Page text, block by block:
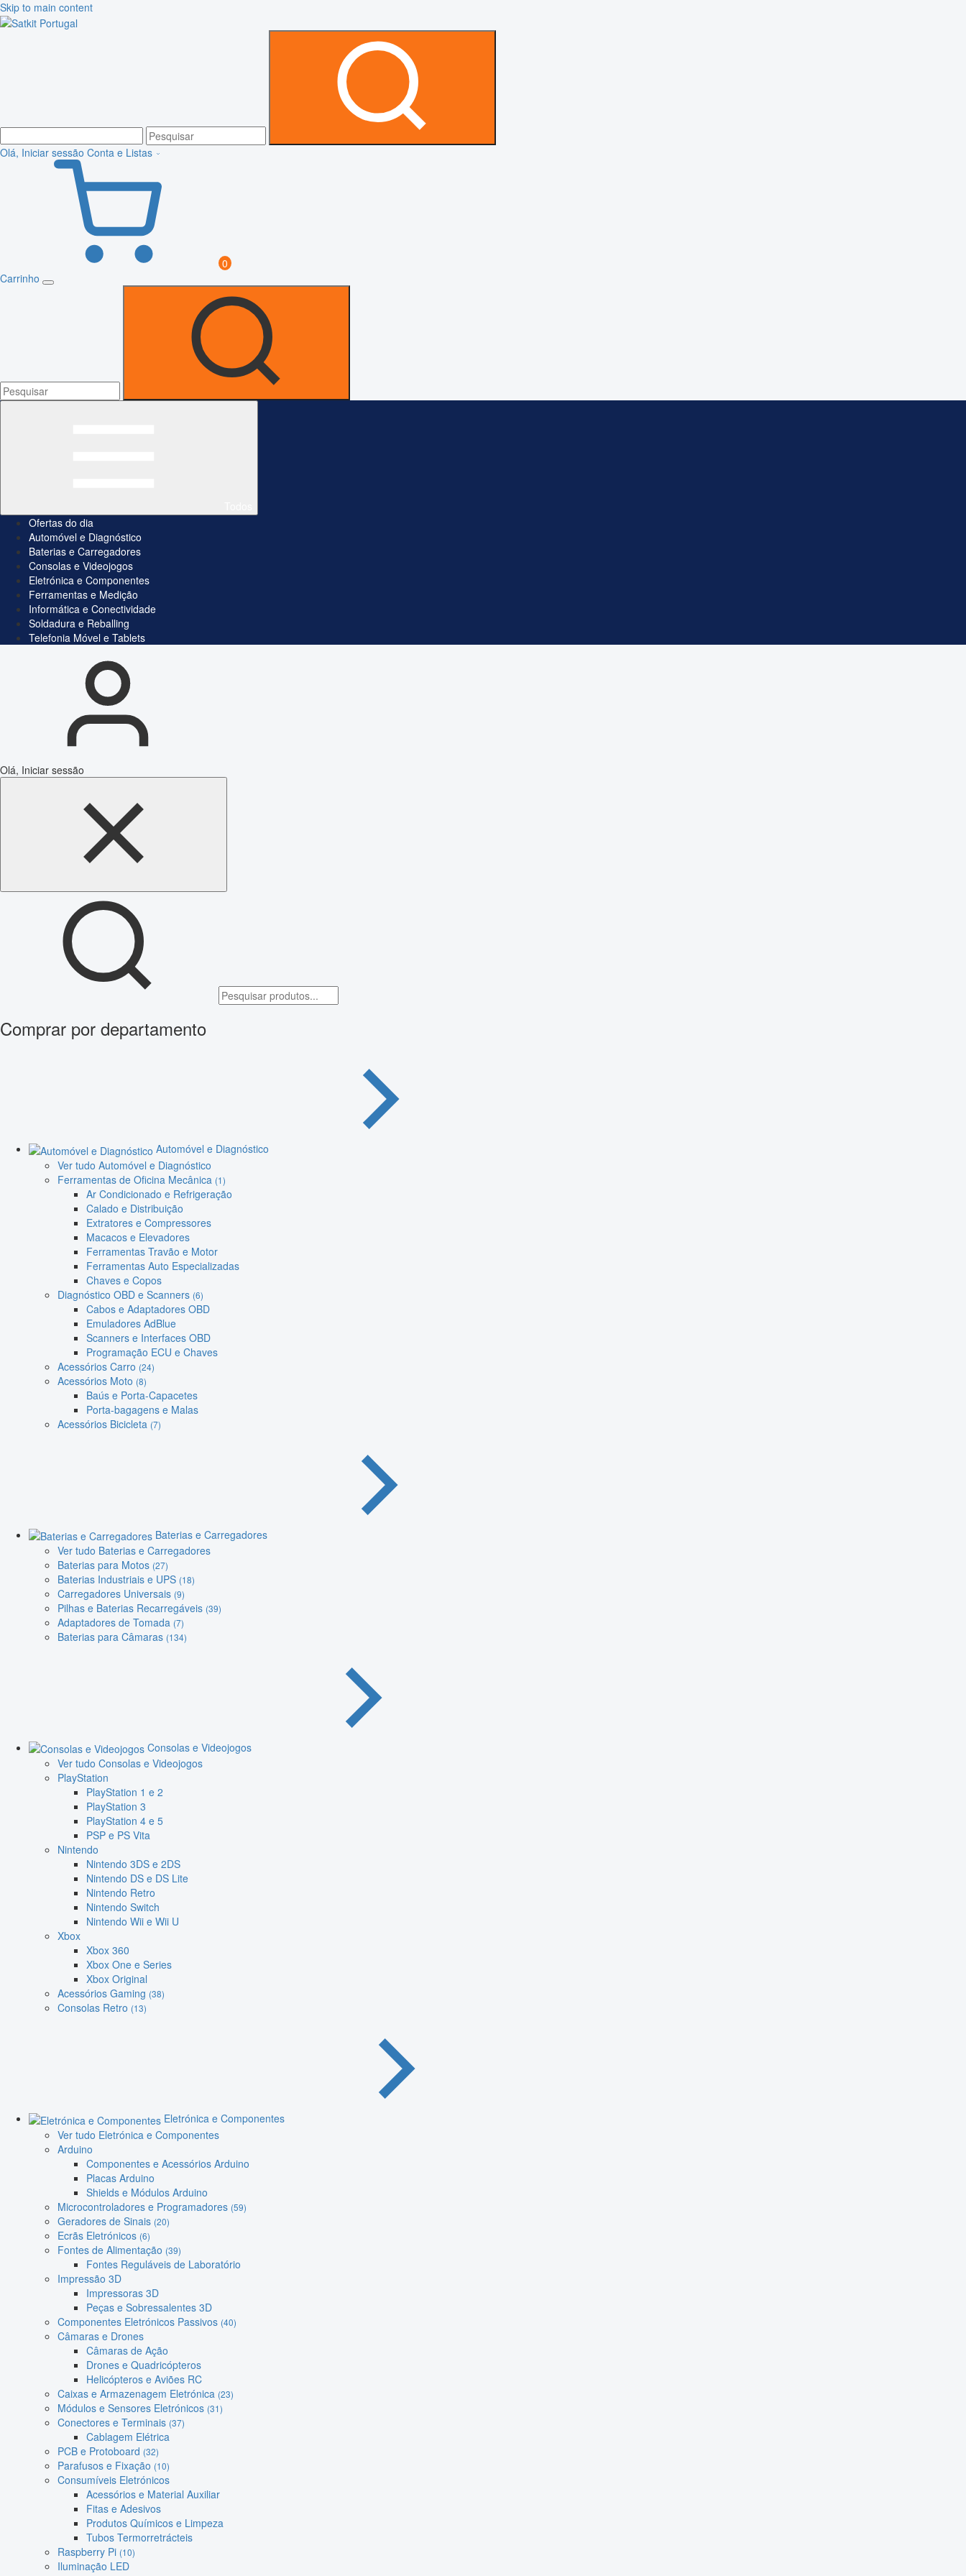
Skip to main content
Olá, Iniciar sessão Conta e Listas
0
Carrinho
Ofertas do dia
Automóvel e Diagnóstico
Baterias e Carregadores
Consolas e Videojogos
Eletrónica e Componentes
Ferramentas e Medição
Informática e Conectividade
Soldadura e Reballing
Telefonia Móvel e Tablets
Olá, Iniciar sessão
Comprar por departamento
Automóvel e Diagnóstico
Ver tudo Automóvel e Diagnóstico
Ferramentas de Oficina Mecânica (1)
Ar Condicionado e Refrigeração
Calado e Distribuição
Extratores e Compressores
Macacos e Elevadores
Ferramentas Travão e Motor
Ferramentas Auto Especializadas
Chaves e Copos
Diagnóstico OBD e Scanners (6)
Cabos e Adaptadores OBD
Emuladores AdBlue
Scanners e Interfaces OBD
Programação ECU e Chaves
Acessórios Carro (24)
Acessórios Moto (8)
Baús e Porta-Capacetes
Porta-bagagens e Malas
Acessórios Bicicleta (7)
Baterias e Carregadores
Ver tudo Baterias e Carregadores
Baterias para Motos (27)
Baterias Industriais e UPS (18)
Carregadores Universais (9)
Pilhas e Baterias Recarregáveis (39)
Adaptadores de Tomada (7)
Baterias para Câmaras (134)
Consolas e Videojogos
Ver tudo Consolas e Videojogos
PlayStation
PlayStation 1 e 2
PlayStation 3
PlayStation 4 e 5
PSP e PS Vita
Nintendo
Nintendo 3DS e 2DS
Nintendo DS e DS Lite
Nintendo Retro
Nintendo Switch
Nintendo Wii e Wii U
Xbox
Xbox 360
Xbox One e Series
Xbox Original
Acessórios Gaming (38)
Consolas Retro (13)
Eletrónica e Componentes
Ver tudo Eletrónica e Componentes
Arduino
Componentes e Acessórios Arduino
Placas Arduino
Shields e Módulos Arduino
Microcontroladores e Programadores (59)
Geradores de Sinais (20)
Ecrãs Eletrónicos (6)
Fontes de Alimentação (39)
Fontes Reguláveis de Laboratório
Impressão 3D
Impressoras 3D
Peças e Sobressalentes 3D
Componentes Eletrónicos Passivos (40)
Câmaras e Drones
Câmaras de Ação
Drones e Quadricópteros
Helicópteros e Aviões RC
Caixas e Armazenagem Eletrónica (23)
Módulos e Sensores Eletrónicos (31)
Conectores e Terminais (37)
Cablagem Elétrica
PCB e Protoboard (32)
Parafusos e Fixação (10)
Consumíveis Eletrónicos
Acessórios e Material Auxiliar
Fitas e Adesivos
Produtos Químicos e Limpeza
Tubos Termorretrácteis
Raspberry Pi (10)
Iluminação LED